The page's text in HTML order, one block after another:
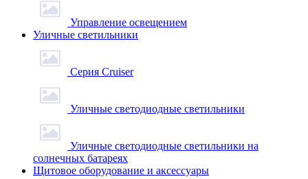
Управление освещением
Уличные светильники
Серия Cruiser
Уличные светодиодные светильники
Уличные светодиодные светильники на
солнечных батареях
Щитовое оборудование и аксессуары